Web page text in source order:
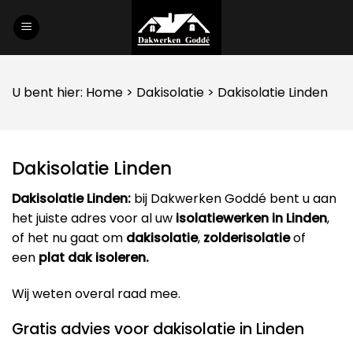
U bent hier: Home > Dakisolatie > Dakisolatie Linden
Dakisolatie Linden
Dakisolatie Linden: bij Dakwerken Goddé bent u aan
het juiste adres voor al uw isolatiewerken in Linden,
of het nu gaat om dakisolatie, zolderisolatieof
een plat dak isoleren.
Wij weten overal raad mee.
Gratis advies voor dakisolatie in Linden